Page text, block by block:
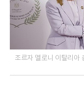
조르자 멜로니 이탈리아